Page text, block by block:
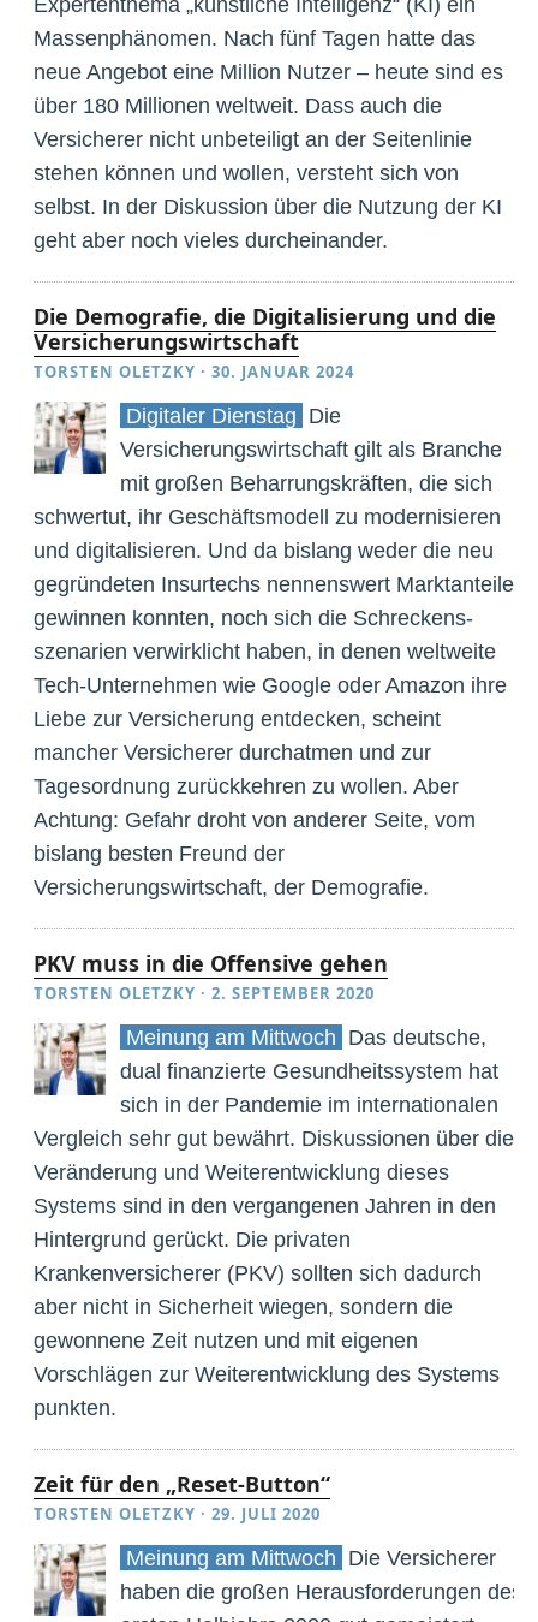
Massenphänomen. Nach fünf Tagen hatte das
neue Angebot eine Million Nutzer – heute sind es
über 180 Millionen weltweit. Dass auch die
Versicherer nicht unbeteiligt an der Seitenlinie
stehen können und wollen, versteht sich von
selbst. In der Diskussion über die Nutzung der KI
geht aber noch vieles durcheinander.
Die Demografie, die Digitalisierung und die
Versicherungswirtschaft
TORSTEN OLETZKY ·30. JANUAR 2024
Digitaler Dienstag Die
Versicherungswirtschaft gilt als Branche
mit großen Beharrungskräften, die sich
schwertut, ihr Geschäftsmodell zu modernisieren
und digitalisieren. Und da bislang weder die neu
gegründeten Insurtechs nennenswert Marktanteile
gewinnen konnten, noch sich die Schreckens­
szenarien verwirklicht haben, in denen weltweite
Tech-Unter­nehmen wie Google oder Amazon ihre
Liebe zur Versicherung entdecken, scheint
mancher Versicherer durchatmen und zur
Tagesordnung zurückkehren zu wollen. Aber
Achtung: Gefahr droht von anderer Seite, vom
bislang besten Freund der
Versicherungswirtschaft, der Demografie.
PKV muss in die Offensive gehen
TORSTEN OLETZKY ·2. SEPTEMBER 2020
Meinung am Mittwoch Das deutsche,
dual finanzierte Gesundheitssystem hat
sich in der Pandemie im internationalen
Vergleich sehr gut bewährt. Diskussionen über die
Veränderung und Weiterentwicklung dieses
Systems sind in den vergangenen Jahren in den
Hintergrund gerückt. Die privaten
Krankenversicherer (PKV) sollten sich dadurch
aber nicht in Sicherheit wiegen, sondern die
gewonnene Zeit nutzen und mit eigenen
Vorschlägen zur Weiterentwicklung des Systems
punkten.
Zeit für den „Reset-Button“
TORSTEN OLETZKY ·29. JULI 2020
Meinung am Mittwoch Die Versicherer
haben die großen Herausforderungen des